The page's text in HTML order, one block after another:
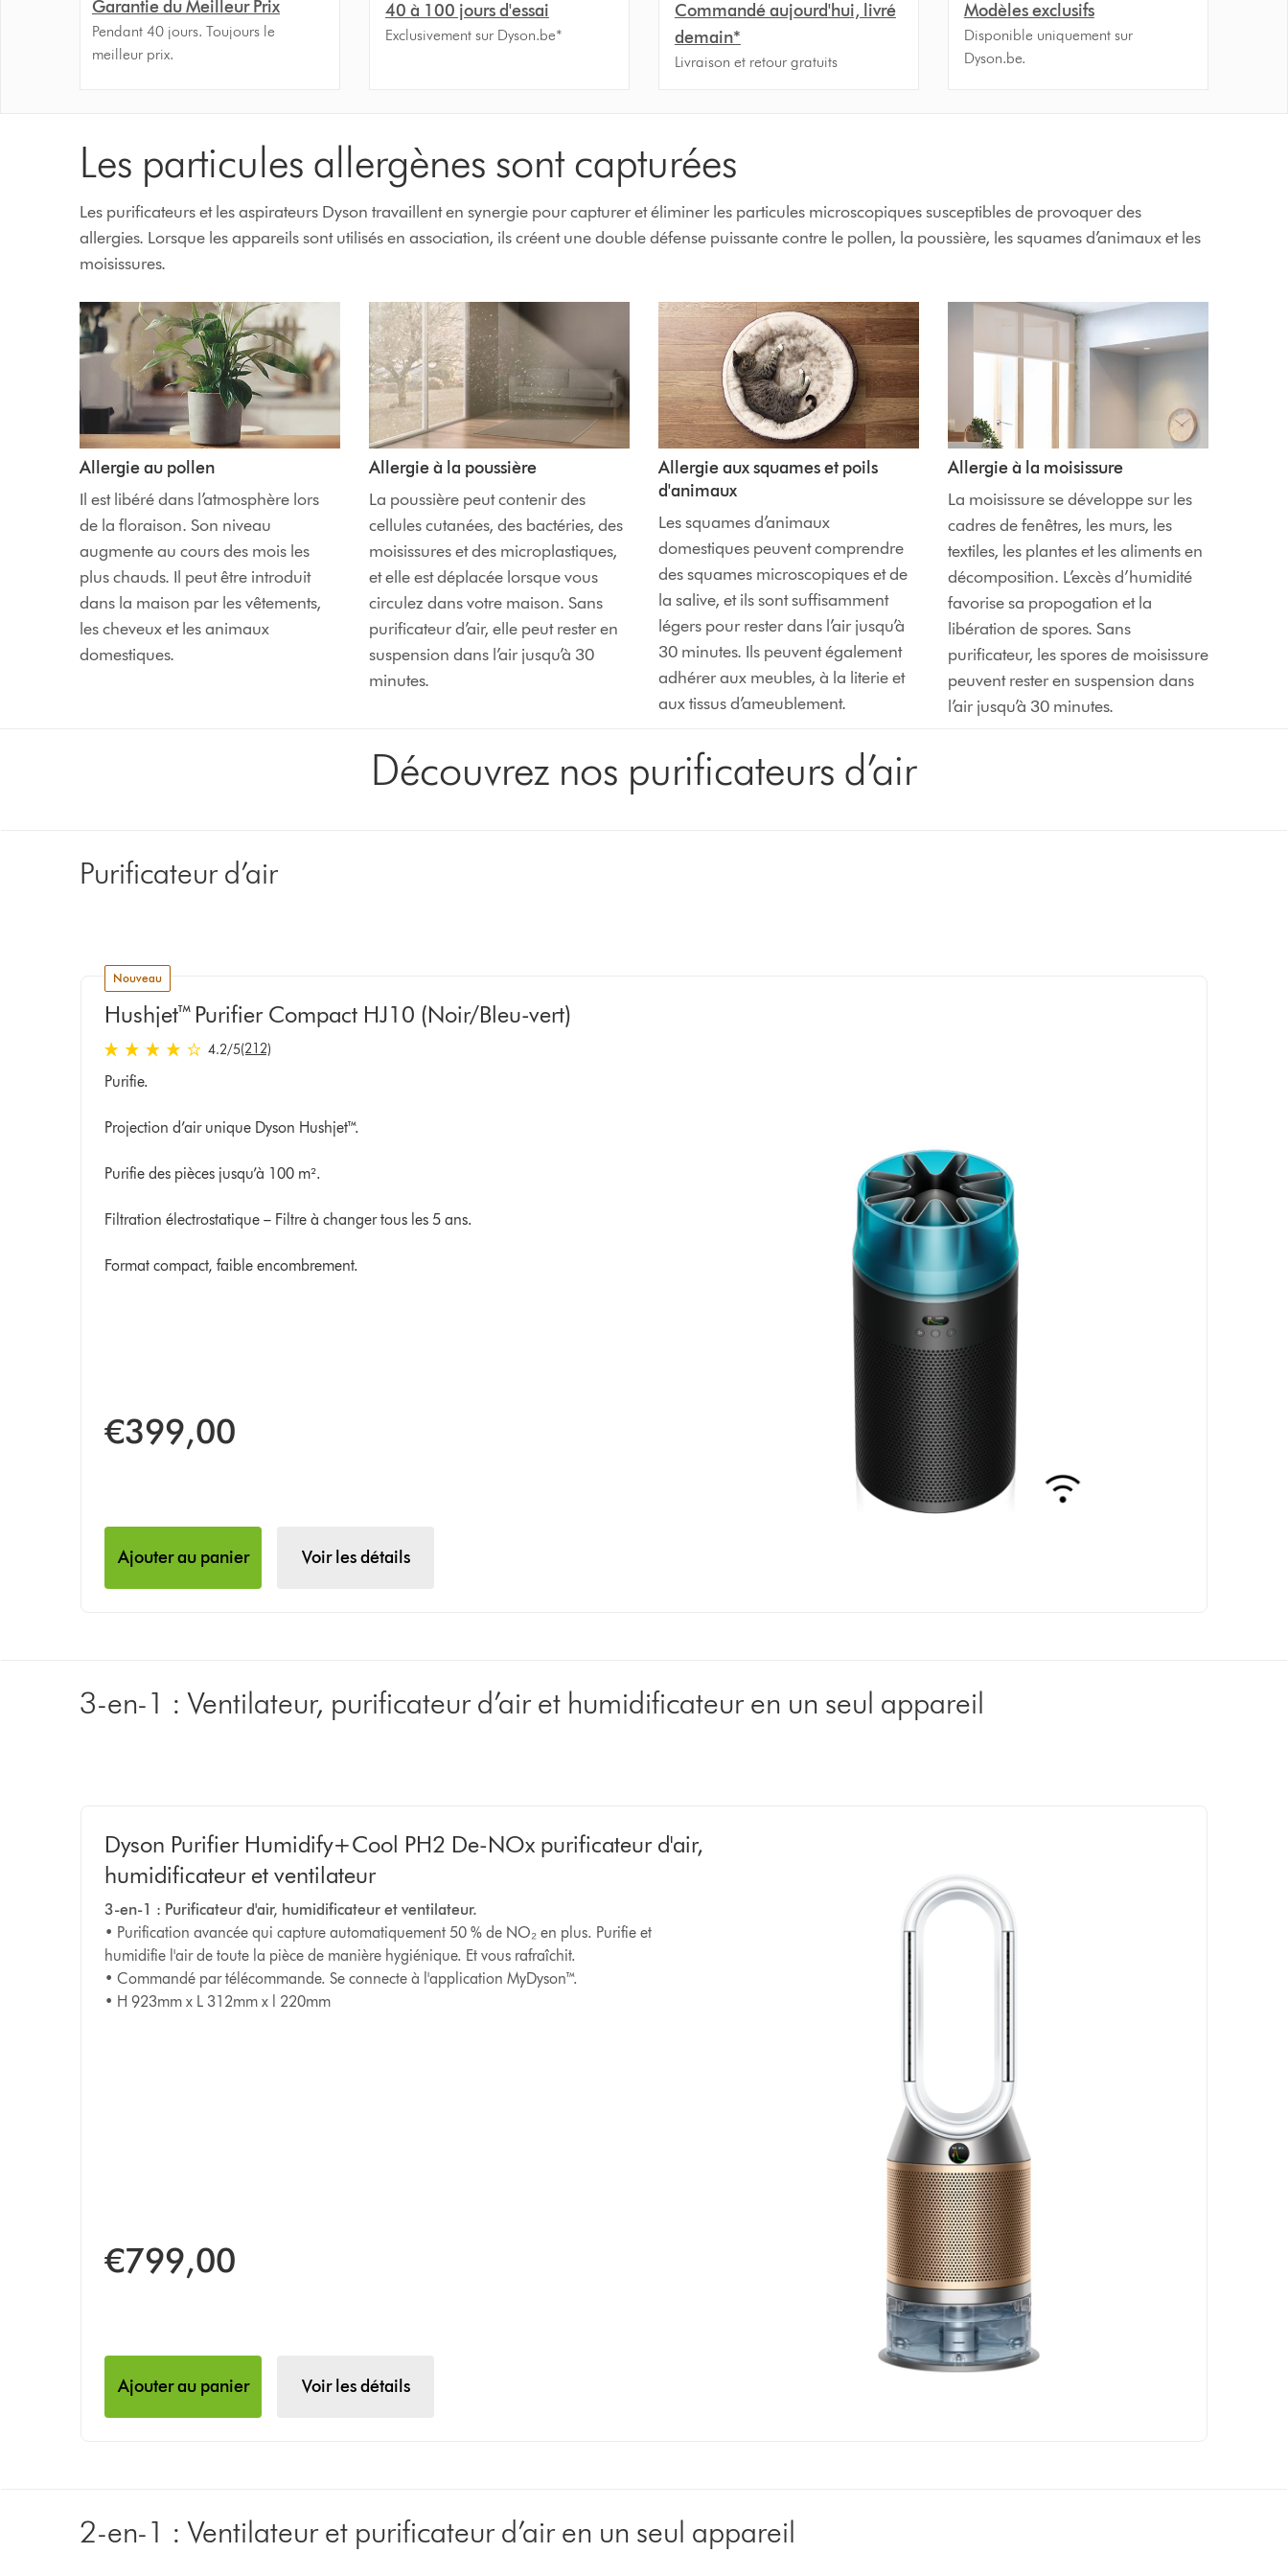
Garantie du Meilleur Prix
Pendant 40 jours. Toujours le
meilleur prix.
40 à 100 jours d'essai
Exclusivement sur Dyson.be*
Commandé aujourd'hui, livré
demain*
Livraison et retour gratuits
Modèles exclusifs
Disponible uniquement sur
Dyson.be.
Les particules allergènes sont capturées
Les purificateurs et les aspirateurs Dyson travaillent en synergie pour capturer et éliminer les particules microscopiques susceptibles de provoquer des
allergies. Lorsque les appareils sont utilisés en association, ils créent une double défense puissante contre le pollen, la poussière, les squames d’animaux et les
moisissures.
Allergie au pollen
Il est libéré dans l’atmosphère lors
de la floraison. Son niveau
augmente au cours des mois les
plus chauds. Il peut être introduit
dans la maison par les vêtements,
les cheveux et les animaux
domestiques.
Allergie à la poussière
La poussière peut contenir des
cellules cutanées, des bactéries, des
moisissures et des microplastiques,
et elle est déplacée lorsque vous
circulez dans votre maison. Sans
purificateur d’air, elle peut rester en
suspension dans l’air jusqu’à 30
minutes.
Allergie aux squames et poils
d'animaux
Les squames d’animaux
domestiques peuvent comprendre
des squames microscopiques et de
la salive, et ils sont suffisamment
légers pour rester dans l’air jusqu’à
30 minutes. Ils peuvent également
adhérer aux meubles, à la literie et
aux tissus d’ameublement.
Allergie à la moisissure
La moisissure se développe sur les
cadres de fenêtres, les murs, les
textiles, les plantes et les aliments en
décomposition. L’excès d’humidité
favorise sa propogation et la
libération de spores. Sans
purificateur, les spores de moisissure
peuvent rester en suspension dans
l’air jusqu’à 30 minutes.
Découvrez nos purificateurs d’air
Purificateur d’air
nouveau
Hushjet™ Purifier Compact HJ10 (Noir/Bleu-vert)
4.2
étoiles
5
212
4.2/5(212)
Purifie.
Projection d’air unique Dyson Hushjet™.
Purifie des pièces jusqu’à 100 m².
Filtration électrostatique – Filtre à changer tous les 5 ans.
Format compact, faible encombrement.
€399,00
Ajouter au panier Voir les détails
3-en-1 : Ventilateur, purificateur d’air et humidificateur en un seul appareil
Dyson Purifier Humidify+Cool PH2 De-NOx purificateur d'air,
humidificateur et ventilateur
3-en-1 : Purificateur d'air, humidificateur et ventilateur.
• Purification avancée qui capture automatiquement 50 % de NO₂ en plus. Purifie et
humidifie l'air de toute la pièce de manière hygiénique. Et vous rafraîchit.
• Commandé par télécommande. Se connecte à l'application MyDyson™.
• H 923mm x L 312mm x l 220mm
€799,00
Ajouter au panier Voir les détails
2-en-1 : Ventilateur et purificateur d’air en un seul appareil